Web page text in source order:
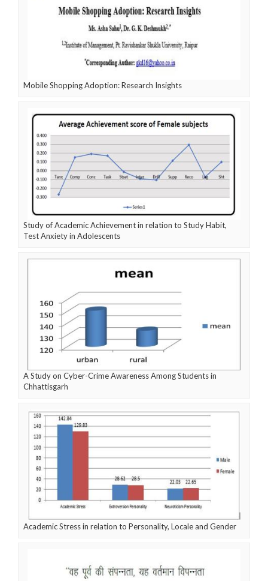
Mobile Shopping Adoption: Research Insights
Study of Academic Achievement in relation to Study Habit,
Test Anxiety in Adolescents
A Study on Cyber-Crime Awareness Among Students in
Chhattisgarh
Academic Stress in relation to Personality, Locale and Gender